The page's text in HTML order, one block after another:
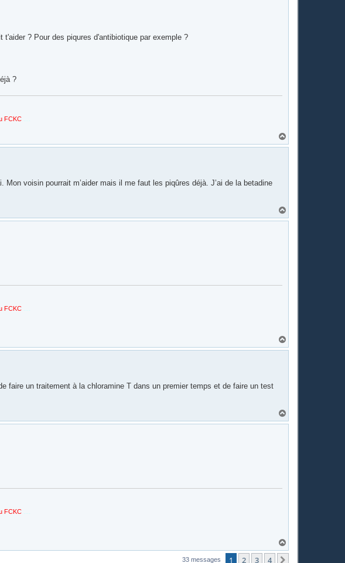
? Pour des piqures d'antibiotique par exemple ?
?
FCKC
a
Mon voisin pourrait m’aider mais il me faut les piqûres déjà. J’ai de la betadine
a
FCKC
a
faire un traitement à la chloramine T dans un premier temps et de faire un test
a
FCKC
a
33 messages 1 2 3 4